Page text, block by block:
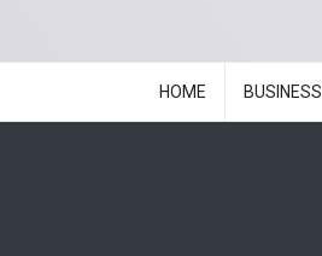
HOME BUSINESS